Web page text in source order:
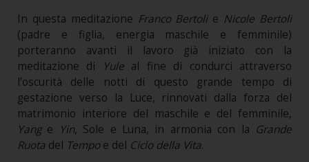
In questa meditazione Franco Bertolie Nicole Bertoli
(padre e figlia, energia maschile e femminile)
porteranno avanti il lavoro già iniziato con la
meditazione di
Yuleal fine di condurci attraverso
l’oscurità delle notti di questo grande tempo di
gestazione verso la Luce, rinnovati dalla forza del
matrimonio interiore del maschile e del femminile,
Yange Yin, Sole e Luna, in armonia con la Grande
Ruota del Tempoe del Ciclo della Vita.